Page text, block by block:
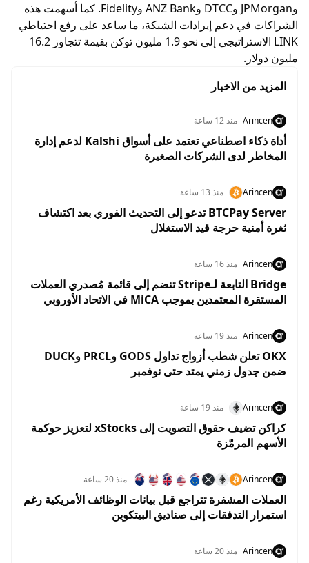
وJPMorgan وDTCC وANZ Bank وFidelity. كما أسهمت هذه
الشراكات في دعم إيرادات الشبكة، ما ساعد على رفع احتياطي
LINK الاستراتيجي إلى نحو 1.9 مليون توكن بقيمة تتجاوز 16.2
مليون دولار.
المزيد من الاخبار
Arincen منذ 12 ساعة
أداة ذكاء اصطناعي تعتمد على أسواق Kalshi لدعم إدارة
المخاطر لدى الشركات الصغيرة
Arincen منذ 13 ساعة
BTCPay Server تدعو إلى التحديث الفوري بعد اكتشاف
ثغرة أمنية حرجة قيد الاستغلال
Arincen منذ 16 ساعة
Bridge التابعة لـStripe تنضم إلى قائمة مُصدري العملات
المستقرة المعتمدين بموجب MiCA في الاتحاد الأوروبي
Arincen منذ 19 ساعة
OKX تعلن شطب أزواج تداول GODS وPRCL وDUCK
ضمن جدول زمني يمتد حتى نوفمبر
Arincen منذ 19 ساعة
كراكن تضيف حقوق التصويت إلى xStocks لتعزيز حوكمة
الأسهم المرمّزة
Arincen منذ 20 ساعة
العملات المشفرة تتراجع قبل بيانات الوظائف الأمريكية رغم
استمرار التدفقات إلى صناديق البيتكوين
Arincen منذ 20 ساعة